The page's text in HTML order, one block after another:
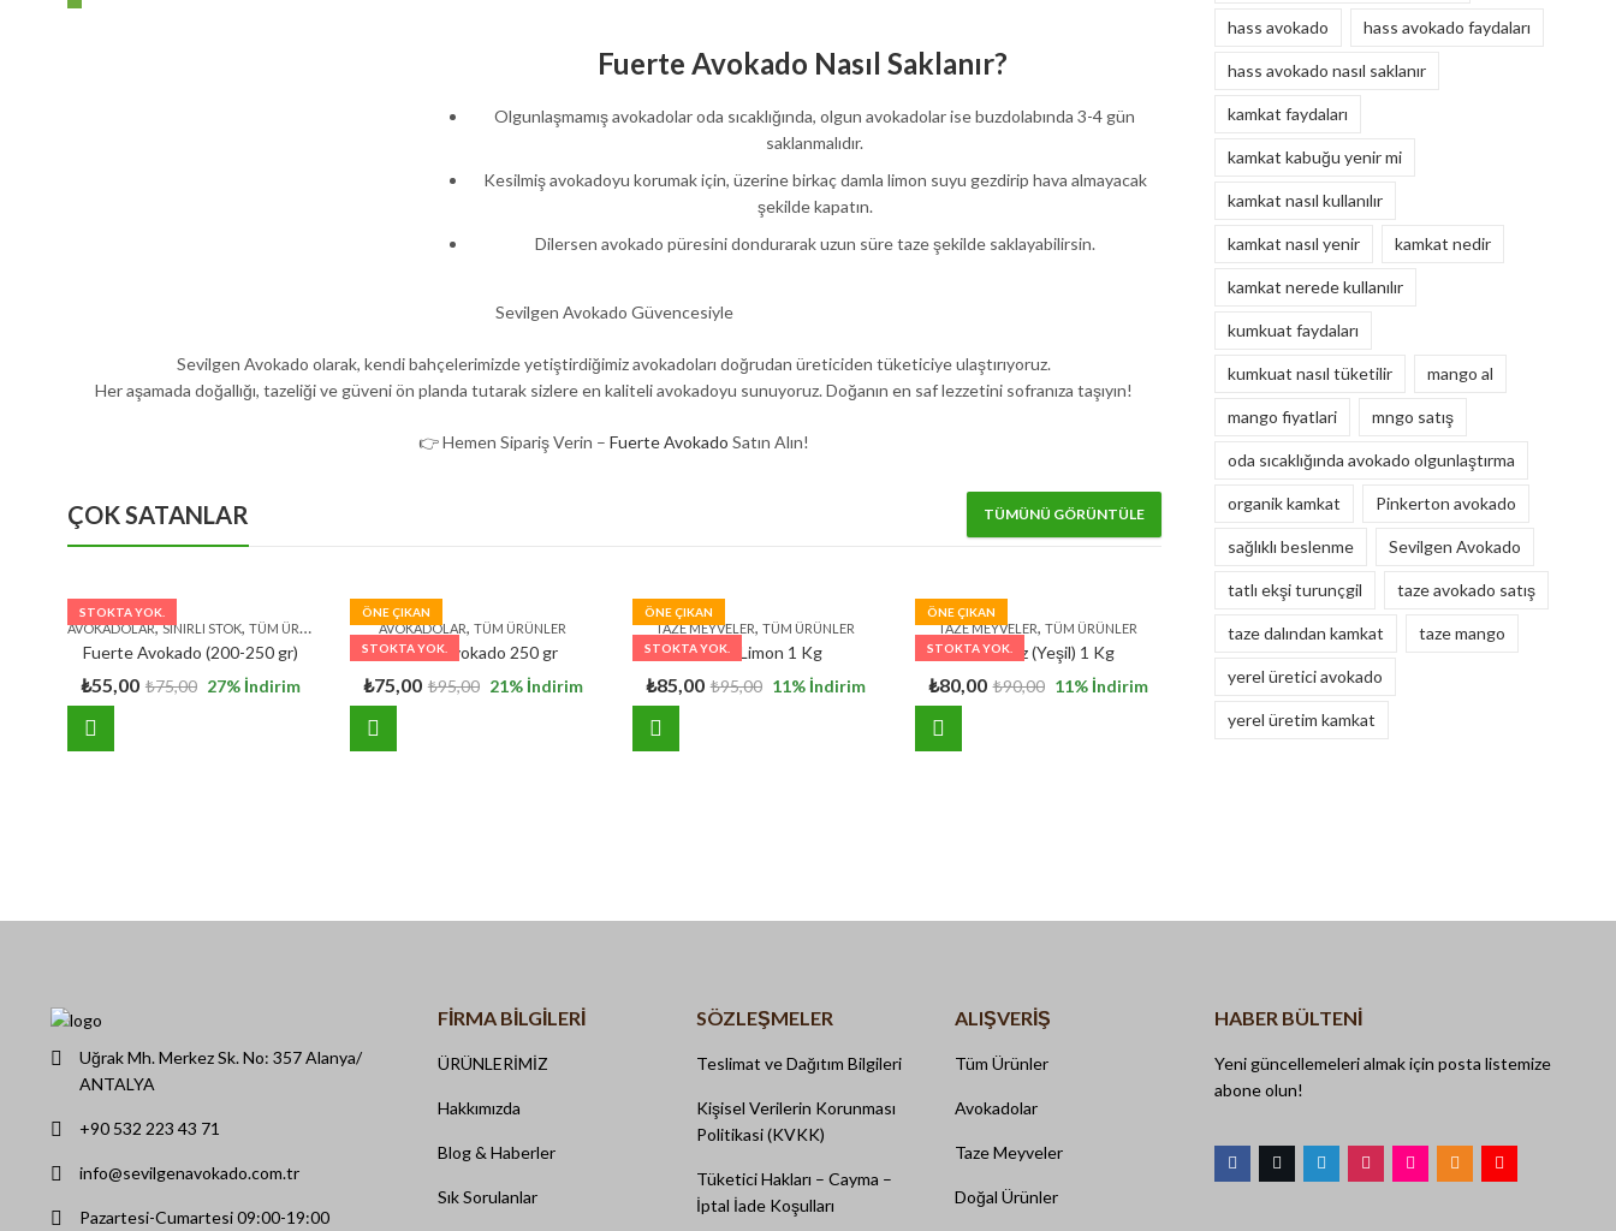
Fuerte Avokado Nasıl Saklanır?
Olgunlaşmamış avokadolar oda sıcaklığında, olgun avokadolar ise buzdolabında 3-4 gün
saklanmalıdır.
Kesilmiş avokadoyu korumak için, üzerine birkaç damla limon suyu gezdirip hava almayacak
şekilde kapatın.
Dilersen avokado püresini dondurarak uzun süre taze şekilde saklayabilirsin.
Sevilgen Avokado Güvencesiyle
Sevilgen Avokado olarak, kendi bahçelerimizde yetiştirdiğimiz avokadoları doğrudan üreticiden tüketiciye ulaştırıyoruz.
Her aşamada doğallığı, tazeliği ve güveni ön planda tutarak sizlere en kaliteli avokadoyu sunuyoruz. Doğanın en saf lezzetini sofranıza taşıyın!
👉 Hemen Sipariş Verin –Fuerte Avokado Satın Alın!
ÇOK SATANLAR TÜMÜNÜ GÖRÜNTÜLE
STOKTA YOK.
AVOKADOLAR,SINIRLI STOK, TÜM ÜRÜNLER
Fuerte Avokado (200-250 gr)
₺55,00 ₺75,00 27% İndirim
ÖNE ÇIKAN
STOKTA YOK.
AVOKADOLAR,TÜM ÜRÜNLER
Fuerte Avokado 250 gr
₺75,00 ₺95,00 21% İndirim
ÖNE ÇIKAN
STOKTA YOK.
TAZE MEYVELER,TÜM ÜRÜNLER
Mayer Limon 1 Kg
₺85,00 ₺95,00 11% İndirim
ÖNE ÇIKAN
STOKTA YOK.
TAZE MEYVELER,TÜM ÜRÜNLER
Yerli Muz (Yeşil) 1 Kg
₺80,00 ₺90,00 11% İndirim
hass avokado hass avokado faydaları
hass avokado nasıl saklanır
kamkat faydaları
kamkat kabuğu yenir mi
kamkat nasıl kullanılır
kamkat nasıl yenir kamkat nedir
kamkat nerede kullanılır
kumkuat faydaları
kumkuat nasıl tüketilir mango al
mango fiyatlari mngo satış
oda sıcaklığında avokado olgunlaştırma
organik kamkat Pinkerton avokado
sağlıklı beslenme Sevilgen Avokado
tatlı ekşi turunçgil taze avokado satış
taze dalından kamkat taze mango
yerel üretici avokado
yerel üretim kamkat
Uğrak Mh. Merkez Sk. No: 357 Alanya/
ANTALYA
+90 532 223 43 71
info@sevilgenavokado.com.tr
Pazartesi-Cumartesi 09:00-19:00
FIRMA BILGILERI
ÜRÜNLERİMİZ
Hakkımızda
Blog & Haberler
Sık Sorulanlar
SÖZLEŞMELER
Teslimat ve Dağıtım Bilgileri
Kişisel Verilerin Korunması
Politikasi (KVKK)
Tüketici Hakları – Cayma –
İptal İade Koşulları
ALIŞVERİŞ
Tüm Ürünler
Avokadolar
Taze Meyveler
Doğal Ürünler
HABER BÜLTENI
Yeni güncellemeleri almak için posta listemize
abone olun!